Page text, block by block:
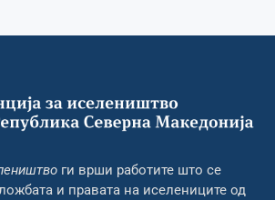
ги врши работите што се
и правата на иселениците од